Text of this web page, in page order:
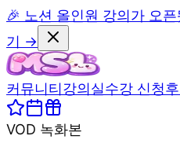
🎉 노션 올인원 강의가 오
기 →
커뮤니티강의실수강 신청
VOD 녹화본